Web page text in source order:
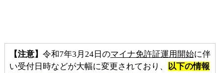
【注意】 令和7年3月24日のマイナ免許証運用開始に伴
い受付日時などが大幅に変更されており、
以下の情報